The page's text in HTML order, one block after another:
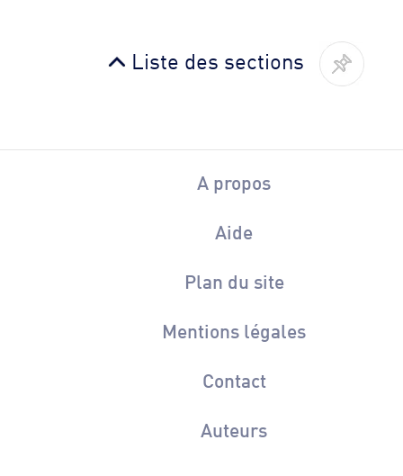
Liste des sections
A propos
Aide
Plan du site
Mentions légales
Contact
Auteurs